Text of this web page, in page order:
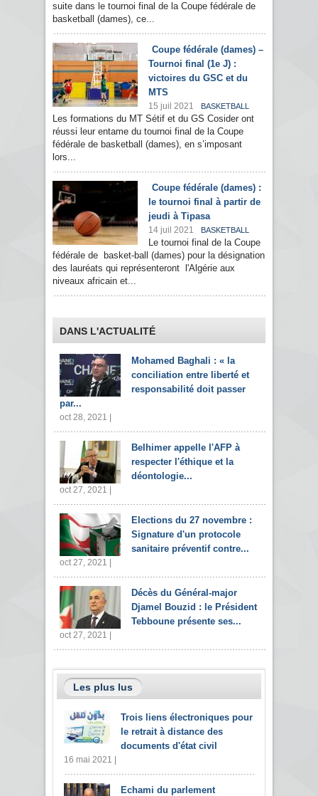
suite dans le tournoi final de la Coupe fédérale de
basketball (dames), ce...
Coupe fédérale (dames) –
Tournoi final (1e J) :
victoires du GSC et du
MTS
15 juil 2021 BASKETBALL
Les formations du MT Sétif et du GS Cosider ont
réussi leur entame du tournoi final de la Coupe
fédérale de basketball (dames), en s’imposant
lors...
Coupe fédérale (dames) :
le tournoi final à partir de
jeudi à Tipasa
14 juil 2021 BASKETBALL
Le tournoi final de la Coupe
fédérale de basket-ball (dames) pour la désignation
des lauréats qui représenteront l'Algérie aux
niveaux africain et...
DANS L'ACTUALITÉ
Mohamed Baghali : « la
conciliation entre liberté et
responsabilité doit passer
par...
oct 28, 2021 |
Belhimer appelle l'AFP à
respecter l'éthique et la
déontologie...
oct 27, 2021 |
Elections du 27 novembre :
Signature d'un protocole
sanitaire préventif contre...
oct 27, 2021 |
Décès du Général-major
Djamel Bouzid : le Président
Tebboune présente ses...
oct 27, 2021 |
Les plus lus
Trois liens électroniques pour
le retrait à distance des
documents d'état civil
16 mai 2021 |
Echami du parlement